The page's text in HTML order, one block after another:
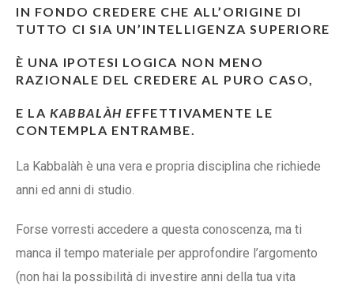
IN FONDO CREDERE CHE ALL’ORIGINE DI
TUTTO CI SIA UN’INTELLIGENZA SUPERIORE
È UNA IPOTESI LOGICA NON MENO
RAZIONALE DEL CREDERE AL PURO CASO,
E LA KABBALÀH EFFETTIVAMENTE LE
CONTEMPLA ENTRAMBE.
La Kabbalàh è una vera e propria disciplina che richiede
anni ed anni di studio.
Forse vorresti accedere a questa conoscenza, ma ti
manca il tempo materiale per approfondire l’argomento
(non hai la possibilità di investire anni della tua vita